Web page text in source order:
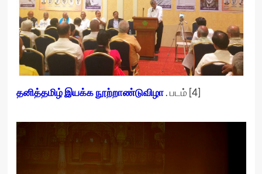
தனித்தமிழ் இயக்க நூற்றாண்டுவிழா. படம் [4]